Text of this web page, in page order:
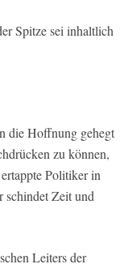
Spitze sei inhaltlich
die Hoffnung gehegt
zu können,
Politiker in
schindet Zeit und
Leiters der